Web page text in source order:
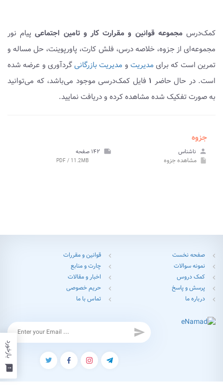
کمک‌درسمجموعه قوانین و مقرارت کار و تامین اجتماعیپیام نور
مجموعه‌ای از جزوه، خلاصه درس، فلش کارت، پاورپوینت، حل مساله و
تمرین است که برای مدیریت و مدیریت بازرگانیگردآوری و عرضه شده
است. در حال حاضر ۱ فایل کمک‌درسی موجود می‌باشد، که می‌توانید
به صورت تفکیک شده مشاهده کرده و دریافت نمایید.
جزوه
person ناشناس note ۱۴۲ صفحه
insert_drive_file مشاهدهجزوه PDF / 11.2MB
feedback
بازخورد
chevron_left صفحه نخست chevron_left قوانین و مقررات
chevron_left نمونه سوالات chevron_left چارت و منابع
chevron_left کمک دروس chevron_left اخبار و مقالات
chevron_left پرسش و پاسخ chevron_left حریم خصوصی
chevron_left درباره ما chevron_left تماس با ما
send